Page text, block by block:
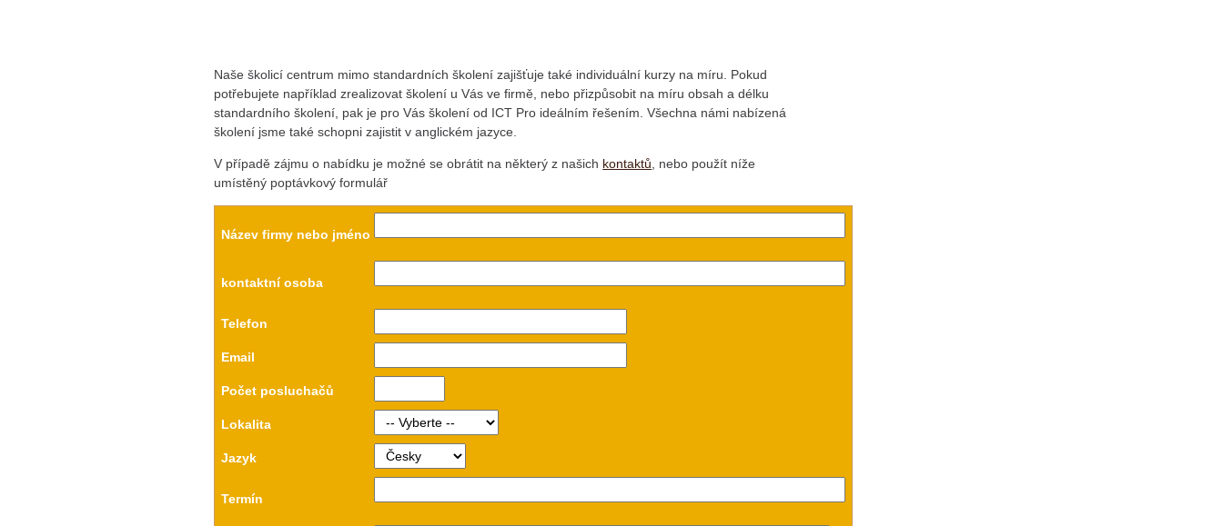
Naše školicí centrum mimo standardních školení zajišťuje také individuální kurzy na míru. Pokud
potřebujete například zrealizovat školení u Vás ve firmě, nebo přizpůsobit na míru obsah a délku
standardního školení, pak je pro Vás školení od ICT Pro ideálním řešením. Všechna námi nabízená
školení jsme také schopni zajistit v anglickém jazyce.
V případě zájmu o nabídku je možné se obrátit na některý z našich kontaktů , nebo použít níže
umístěný poptávkový formulář
Název firmy nebo jméno
kontaktní osoba
Telefon
Email
Počet posluchačů
Lokalita
Jazyk
Termín